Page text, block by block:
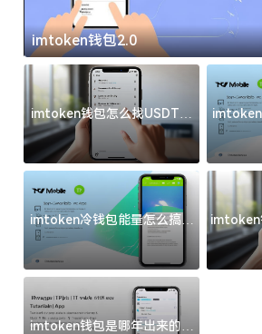
imtoken钱包2.0
imtoken钱包怎么找USDT地
址？三步搞定不踩坑
imtoken
imtoken冷钱包能量怎么搞？
过来人告诉你门道
imtoken
imtoken钱包是哪年出来的？